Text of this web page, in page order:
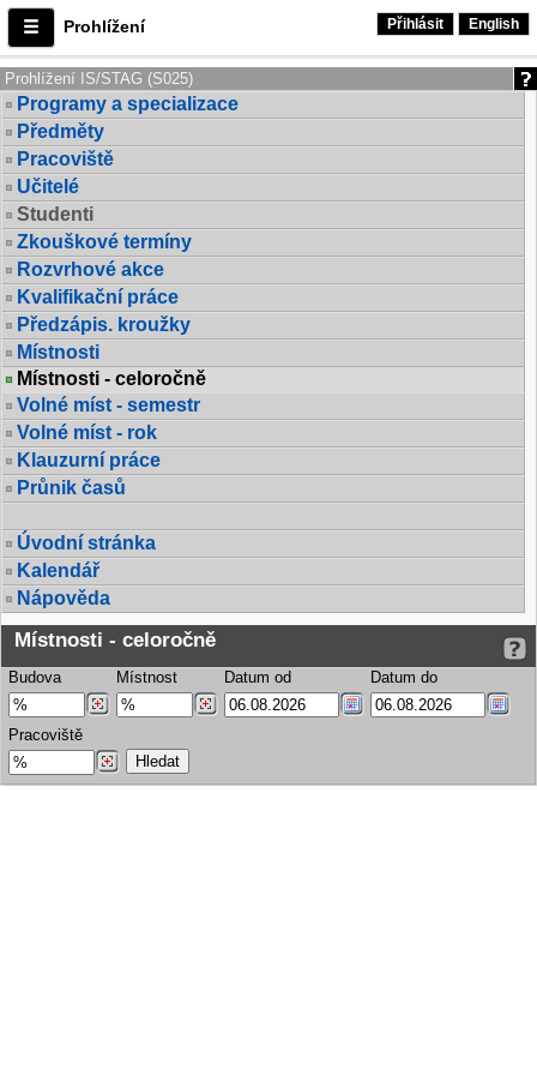
Prohlížení Přihlásit English
Prohlížení IS/STAG (S025)
Programy a specializace
Předměty
Pracoviště
Učitelé
Studenti
Zkouškové termíny
Rozvrhové akce
Kvalifikační práce
Předzápis. kroužky
Místnosti
Místnosti - celoročně
Volné míst - semestr
Volné míst - rok
Klauzurní práce
Průnik časů
Úvodní stránka
Kalendář
Nápověda
Místnosti - celoročně
Budova Místnost Datum od Datum do
Pracoviště